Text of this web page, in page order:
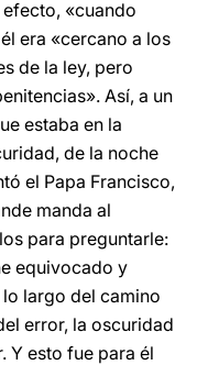
«cuando
era «cercano a los
de la ley, pero
Así, a un
estaba en la
de la noche
el Papa Francisco,
manda al
para preguntarle:
equivocado y
largo del camino
error, la oscuridad
Y esto fue para él